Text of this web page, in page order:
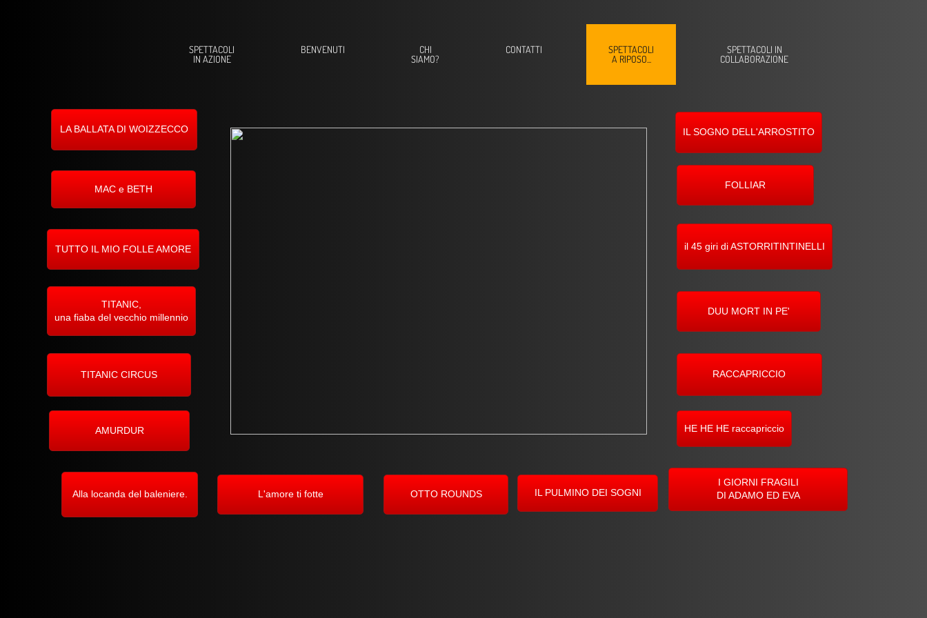
SPETTACOLI
IN AZIONE
BENVENUTI
CHI
SIAMO?
CONTATTI
SPETTACOLI
A RIPOSO...
SPETTACOLI IN
COLLABORAZIONE
Alla locanda del baleniere.
AMURDUR
RACCAPRICCIO
MAC e BETH
HE HE HE raccapriccio
TITANIC,
una fiaba del vecchio millennio
OTTO ROUNDS IL PULMINO DEI SOGNI
I GIORNI FRAGILI
DI ADAMO ED EVA
L'amore ti fotte
FOLLIAR
TITANIC CIRCUS
IL SOGNO DELL'ARROSTITO
DUU MORT IN PE'
il 45 giri di ASTORRITINTINELLI
LA BALLATA DI WOIZZECCO
TUTTO IL MIO FOLLE AMORE